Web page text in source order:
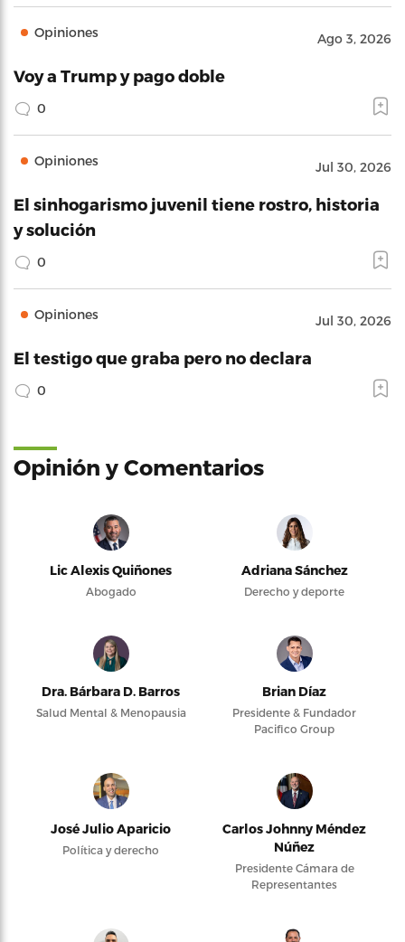
Opiniones Ago 3, 2026
Voy a Trump y pago doble
0
Opiniones Jul 30, 2026
El sinhogarismo juvenil tiene rostro, historia
y solución
0
Opiniones Jul 30, 2026
El testigo que graba pero no declara
0
Opinión y Comentarios
Lic Alexis Quiñones
Abogado
Adriana Sánchez
Derecho y deporte
Dra. Bárbara D. Barros
Salud Mental & Menopausia
Brian Díaz
Presidente & Fundador
Pacifico Group
José Julio Aparicio
Política y derecho
Carlos Johnny Méndez
Núñez
Presidente Cámara de
Representantes